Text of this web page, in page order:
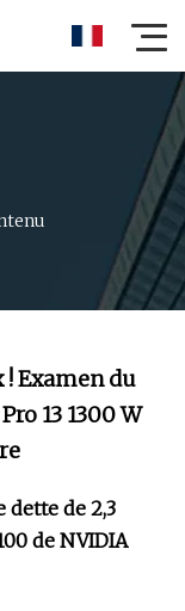
Examen du
13 1300 W
de 2,3
de NVIDIA